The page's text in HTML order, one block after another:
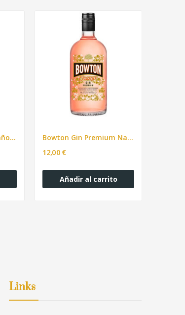
Scotch Whisky de 15 años Glenfarclas Bowton Gin Premium Naranja 70cl
12,00 €
Añadir al carrito
Links